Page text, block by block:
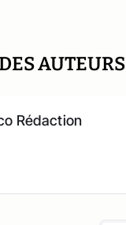
AUTEURS
Rédaction